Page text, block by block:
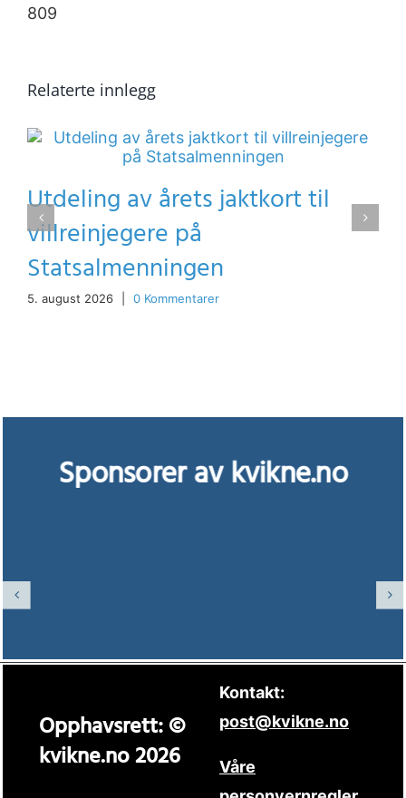
809
Relaterte innlegg
Utdeling av årets jaktkort til
villreinjegere på
Statsalmenningen
5. august 2026 0 Kommentarer
Sponsorer av kvikne.no
Opphavsrett: ©
kvikne.no 2026
Kontakt:
post@kvikne.no
Våre